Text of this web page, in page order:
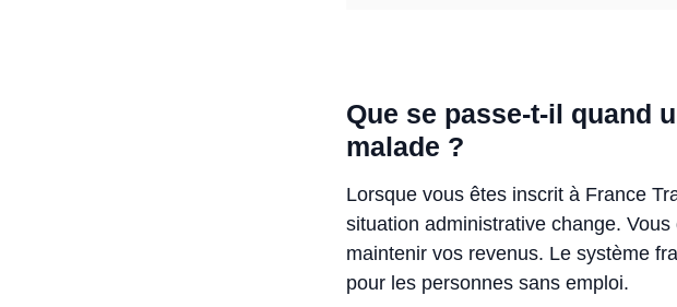
Que se passe-t-il quand
malade ?
Lorsque vous êtes inscrit à France
situation administrative change.
maintenir vos revenus. Le système
pour les personnes sans emploi.